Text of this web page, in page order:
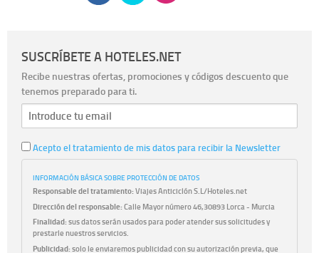
SUSCRÍBETE A HOTELES.NET
Recibe nuestras ofertas, promociones y códigos descuento que
tenemos preparado para ti.
Acepto el tratamiento de mis datos para recibir la Newsletter
INFORMACIÓN BÁSICA SOBRE PROTECCIÓN DE DATOS
Responsable del tratamiento:Viajes Anticiclón S.L/Hoteles.net
Dirección del responsable:Calle Mayor número 46,30893 Lorca - Murcia
Finalidad:sus datos serán usados para poder atender sus solicitudes y
prestarle nuestros servicios.
Publicidad:solo le enviaremos publicidad con su autorización previa, que